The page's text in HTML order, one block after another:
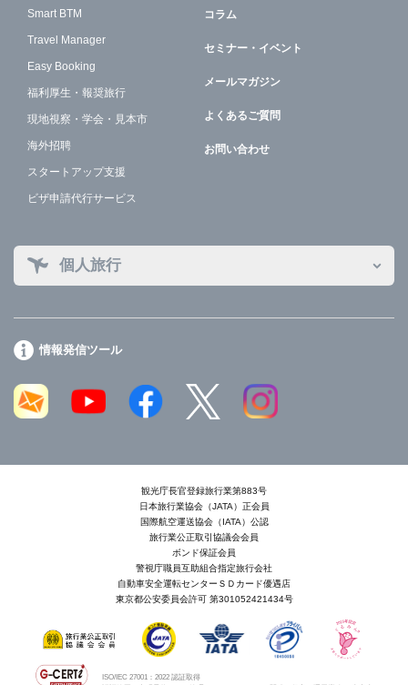
Smart BTM
Travel Manager
Easy Booking
福利厚生・報奨旅行
現地視察・学会・見本市
海外招聘
スタートアップ支援
ビザ申請代行サービス
コラム
セミナー・イベント
メールマガジン
よくあるご質問
お問い合わせ
個人旅行
情報発信ツール
観光庁長官登録旅行業第883号
日本旅行業協会（JATA）正会員
国際航空運送協会（IATA）公認
旅行業公正取引協議会会員
ボンド保証会員
警視庁職員互助組合指定旅行会社
自動車安全運転センターＳＤカード優遇店
東京都公安委員会許可 第301052421434号
ISO/IEC 27001：2022 認証取得